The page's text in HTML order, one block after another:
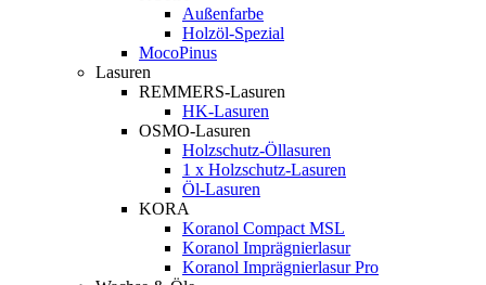
Außenfarbe
Holzöl-Spezial
MocoPinus
Lasuren
REMMERS-Lasuren
HK-Lasuren
OSMO-Lasuren
Holzschutz-Öllasuren
1 x Holzschutz-Lasuren
Öl-Lasuren
KORA
Koranol Compact MSL
Koranol Imprägnierlasur
Koranol Imprägnierlasur Pro